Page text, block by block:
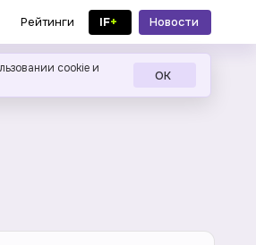
Рейтинги IF+
Новости
в MAX
cookie и
ОК